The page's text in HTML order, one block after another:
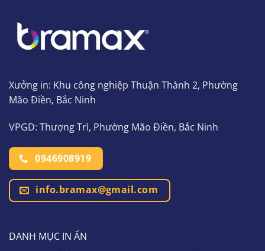
Xưởng in: Khu công nghiệp Thuận Thành 2, Phường
Mão Điền, Bắc Ninh
VPGD: Thượng Trì, Phường Mão Điền, Bắc Ninh
0946908919
info.bramax@gmail.com
DANH MỤC IN ẤN